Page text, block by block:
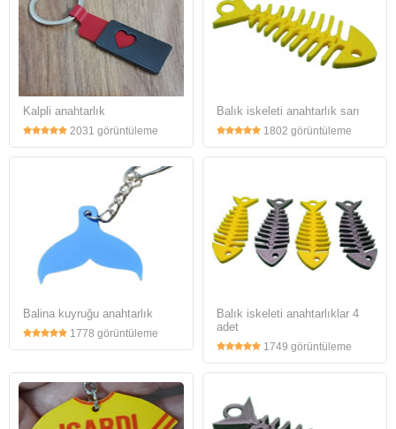
Kalpli anahtarlık
2031 görüntüleme
Balık iskeleti anahtarlık sarı
1802 görüntüleme
Balina kuyruğu anahtarlık
1778 görüntüleme
Balık iskeleti anahtarlıklar 4
adet
1749 görüntüleme